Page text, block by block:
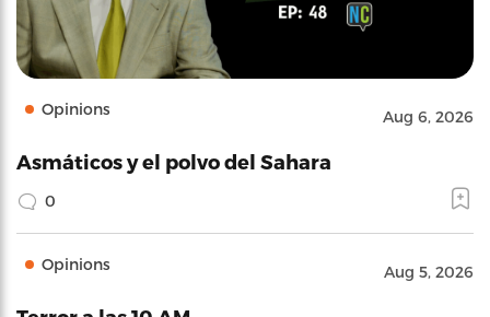
Opinions Aug 6, 2026
Asmáticos y el polvo del Sahara
0
Opinions Aug 5, 2026